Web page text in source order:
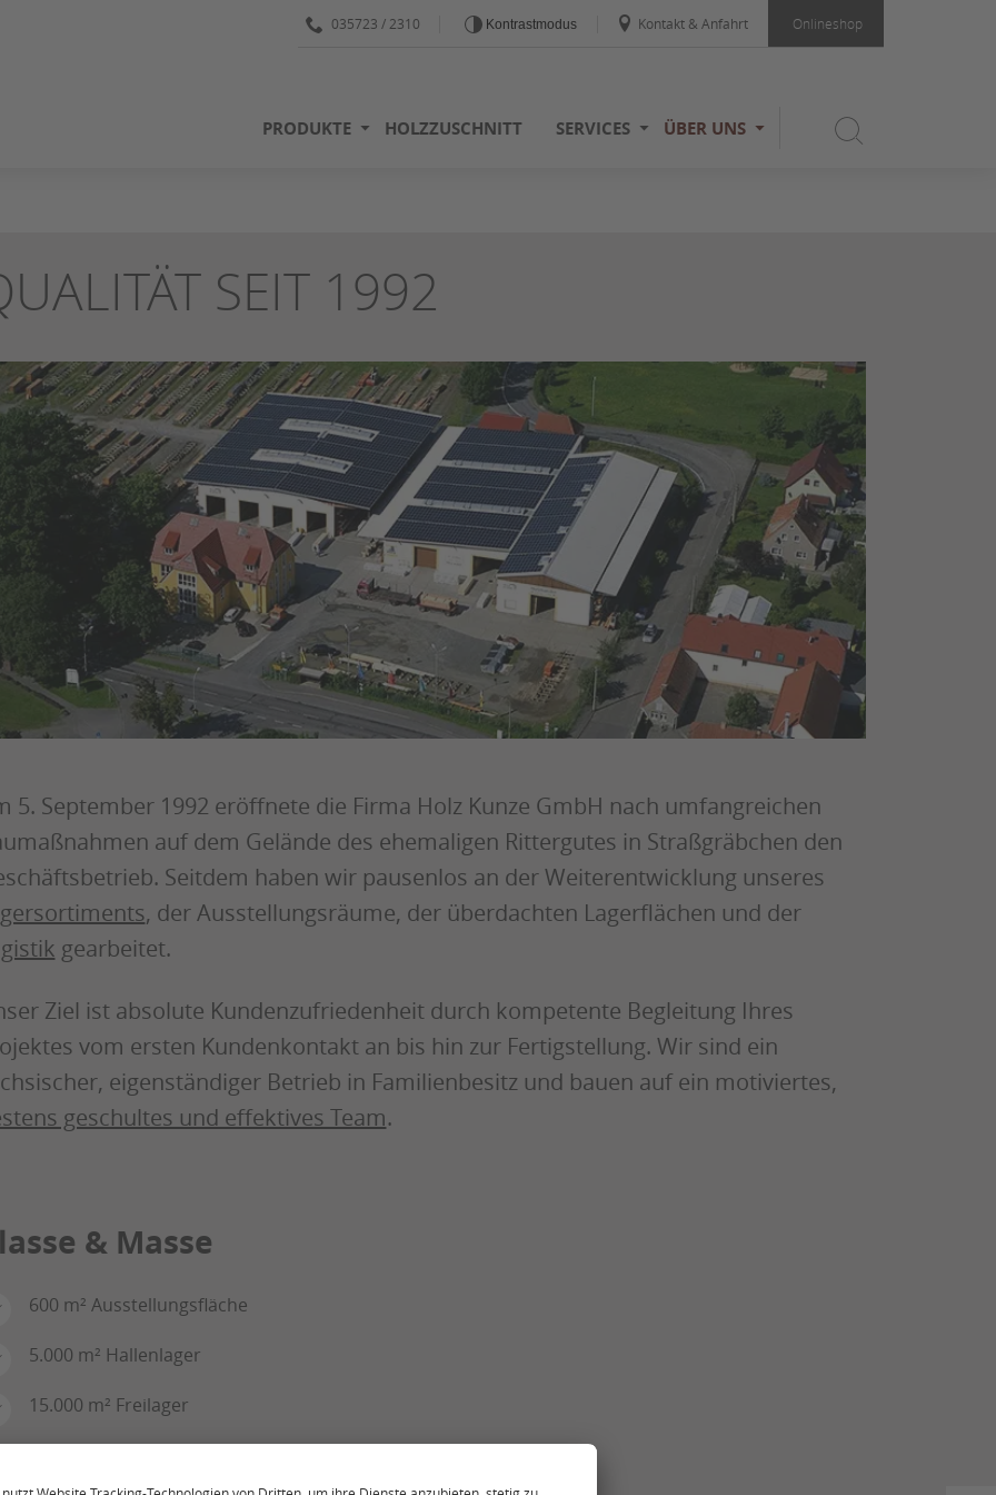
035723 / 2310 Kontrastmodus Kontakt & Anfahrt Onlineshop
PRODUKTE HOLZZUSCHNITT SERVICES ÜBER UNS
SEIT 1992
5. September 1992 eröffnete die Firma Holz Kunze GmbH nach umfangreichen
auf dem Gelände des ehemaligen Rittergutes in Straßgräbchen den
Seitdem haben wir pausenlos an der Weiterentwicklung unseres
, der Ausstellungsräume, der überdachten Lagerflächen und der
gearbeitet.
Ziel ist absolute Kundenzufriedenheit durch kompetente Begleitung Ihres
vom ersten Kundenkontakt an bis hin zur Fertigstellung. Wir sind ein
eigenständiger Betrieb in Familienbesitz und bauen auf ein motiviertes,
geschultes und effektives Team.
& Masse
600 m² Ausstellungsfläche
5.000 m² Hallenlager
15.000 m² Freilager
(entspricht ca. 30 Lastzügen)